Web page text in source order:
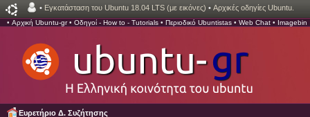
• Εγκατάσταση του Ubuntu 18.04 LTS (με εικόνες) • Αρχικές οδηγίες Ubuntu.
• Αρχική Ubuntu-gr• Οδηγοί - How to - Tutorials • Περιοδικό Ubuntistas • Web Chat • Imagebin
Ευρετήριο Δ. Συζήτησης